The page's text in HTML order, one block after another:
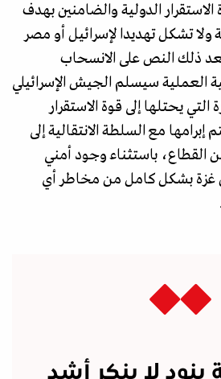
الدولية والضامنين بهدف
تشكل تهديدا لإسرائيل أو مصر
ذلك النص على الانسحاب
العملية سيسلم الجيش الإسرائيلي
يحتلها إلى قوة الاستقرار
إبرامها مع السلطة الانتقالية إلى
القطاع، باستثناء وجود أمني
غزة بشكل كامل من مخاطر أي
لا ينكر أشد